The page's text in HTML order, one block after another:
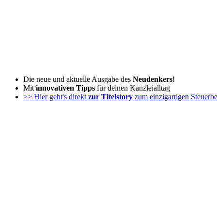
Die neue und aktuelle Ausgabe des Neudenkers!
Mit innovativen Tipps für deinen Kanzleialltag
>> Hier geht's direkt zur Titelstory zum einzigartigen